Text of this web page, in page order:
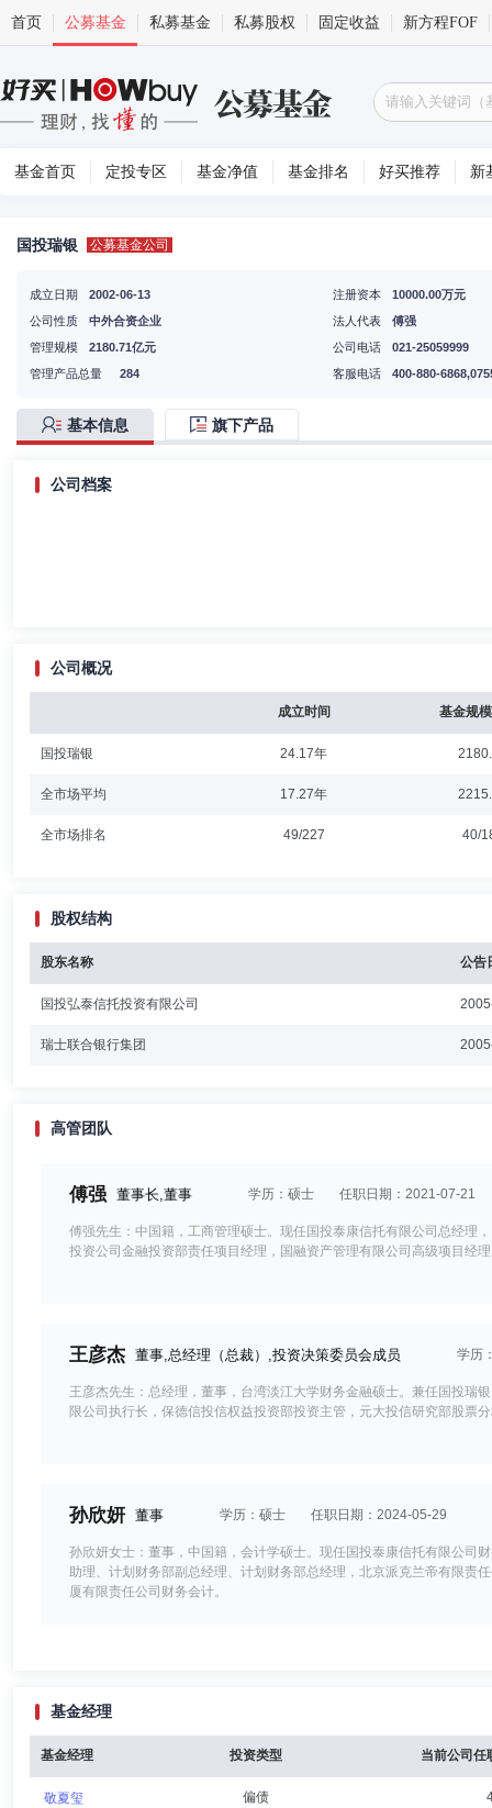
首页 公募基金 私募基金 私募股权 固定收益 新方程FOF
基金首页 定投专区 基金净值 基金排名 好买推荐 新
国投瑞银 公募基金公司
成立日期
2002-06-13
公司性质
中外合资企业
注册资本
10000.00万元
法人代表
傅强
管理规模
2180.71亿元
管理产品总量
284
公司电话
021-25059999
客服电话
400-880-
基本信息 旗下产品
公司档案
公司概况
成立时间 基金规
国投瑞银 24.17年
全市场平均 17.27年
全市场排名 49/227 40/
股权结构
股东名称 公告
国投弘泰信托投资有限公司
瑞士联合银行集团
高管团队
傅强 董事长,董事 学历：硕士 任职日期：2021-07-21
傅强先生：中国籍，工商管理硕士。现任国投泰康信托有限公司总经理
投资公司金融投资部责任项目经理，国融资产管理有限公司高级项目经
王彦杰 董事,总经理（总裁）,投资决策委员会成员 学历
王彦杰先生：总经理，董事，台湾淡江大学财务金融硕士。兼任国投瑞
限公司执行长，保德信投信权益投资部投资主管，元大投信研究部股票
孙欣妍 董事 学历：硕士 任职日期：2024-05-29
孙欣妍女士：董事，中国籍，会计学硕士。现任国投泰康信托有限公司
助理、计划财务部副总经理、计划财务部总经理，北京派克兰帝有限责
厦有限责任公司财务会计。
韦杰夫（Jeffery R. Williams）先生：董事，哈佛大学商学院工商管理
有限公司董事总经理，深圳发展银行行长，渣打银行台湾分行行长，台
信贷管理负责人，北京大学外国专家。
基金经理
基金经理 投资类型 当前公司任
敬夏玺 偏债